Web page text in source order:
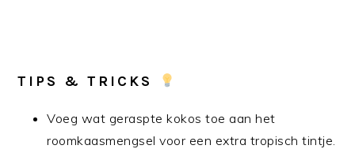
TIPS & TRICKS
Voeg wat geraspte kokos toe aan het
roomkaasmengsel voor een extra tropisch tintje.